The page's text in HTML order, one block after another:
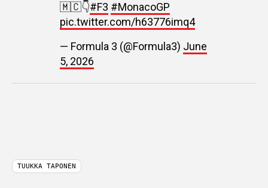
🇲🇨👇#F3 #MonacoGP
pic.twitter.com/h63776imq4
— Formula 3 (@Formula3) June
5, 2026
TUUKKA TAPONEN